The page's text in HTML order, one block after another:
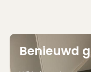
Benieuwd